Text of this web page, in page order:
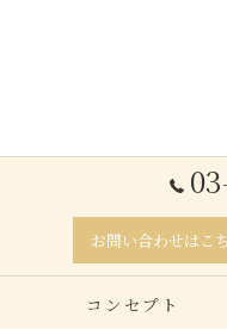
お問い合わせはこ
コンセプト